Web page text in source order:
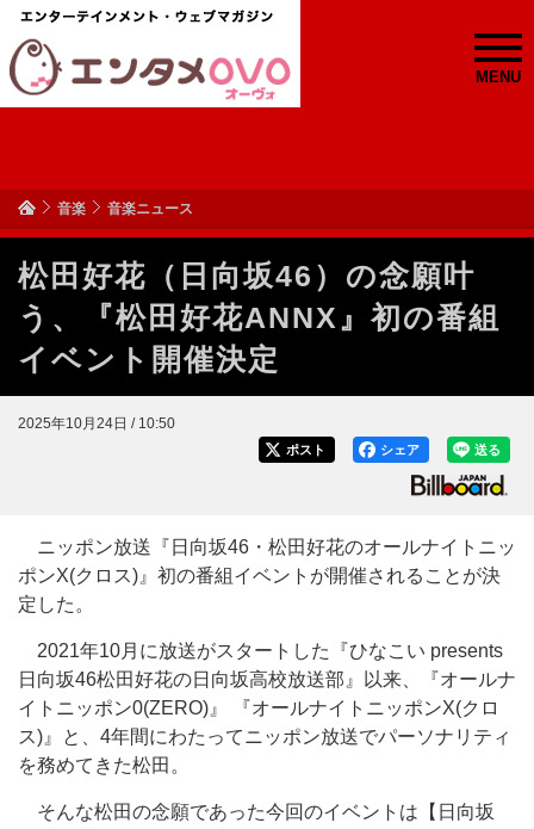
MENU
音楽 音楽ニュース
松田好花（日向坂46）の念願叶
う、『松田好花ANNX』初の番組
イベント開催決定
2025年10月24日 / 10:50
送る
シェア
ポスト
ニッポン放送『日向坂46・松田好花のオールナイトニッ
ポンX(クロス)』初の番組イベントが開催されることが決
定した。
2021年10月に放送がスタートした『ひなこい presents
日向坂46松田好花の日向坂高校放送部』以来、『オールナ
イトニッポン0(ZERO)』 『オールナイトニッポンX(クロ
ス)』と、4年間にわたってニッポン放送でパーソナリティ
を務めてきた松田。
そんな松田の念願であった今回のイベントは【日向坂